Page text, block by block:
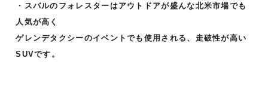
・スバルのフォレスターはアウトドアが盛んな北米市場でも
人気が高く
ゲレンデタクシーのイベントでも使用される、走破性が高い
SUVです。